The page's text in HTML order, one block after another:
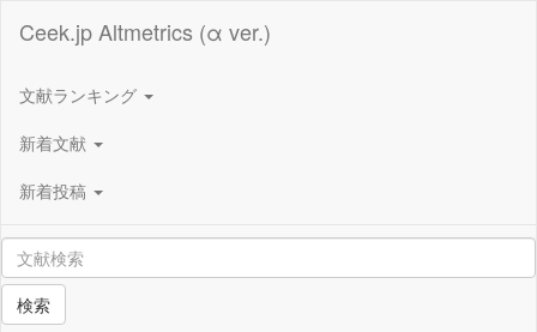
Ceek.jp Altmetrics (α ver.)
文献ランキング
新着文献
新着投稿
検索